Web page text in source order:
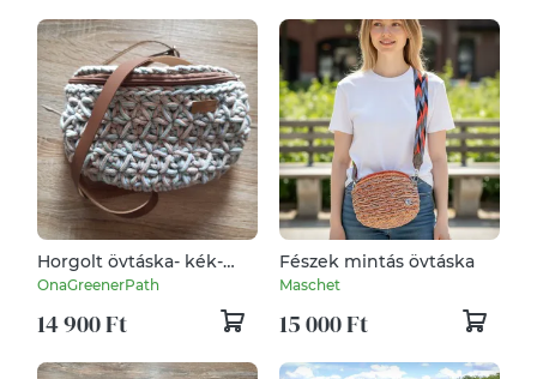
Horgolt övtáska- kék-
barna
OnaGreenerPath
14 900 Ft
Fészek mintás övtáska
Maschet
15 000 Ft